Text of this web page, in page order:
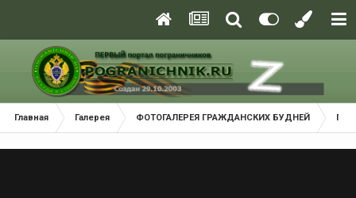
Главная Галерея ФОТОГАЛЕРЕЯ ГРАЖДАНСКИХ БУДНЕЙ